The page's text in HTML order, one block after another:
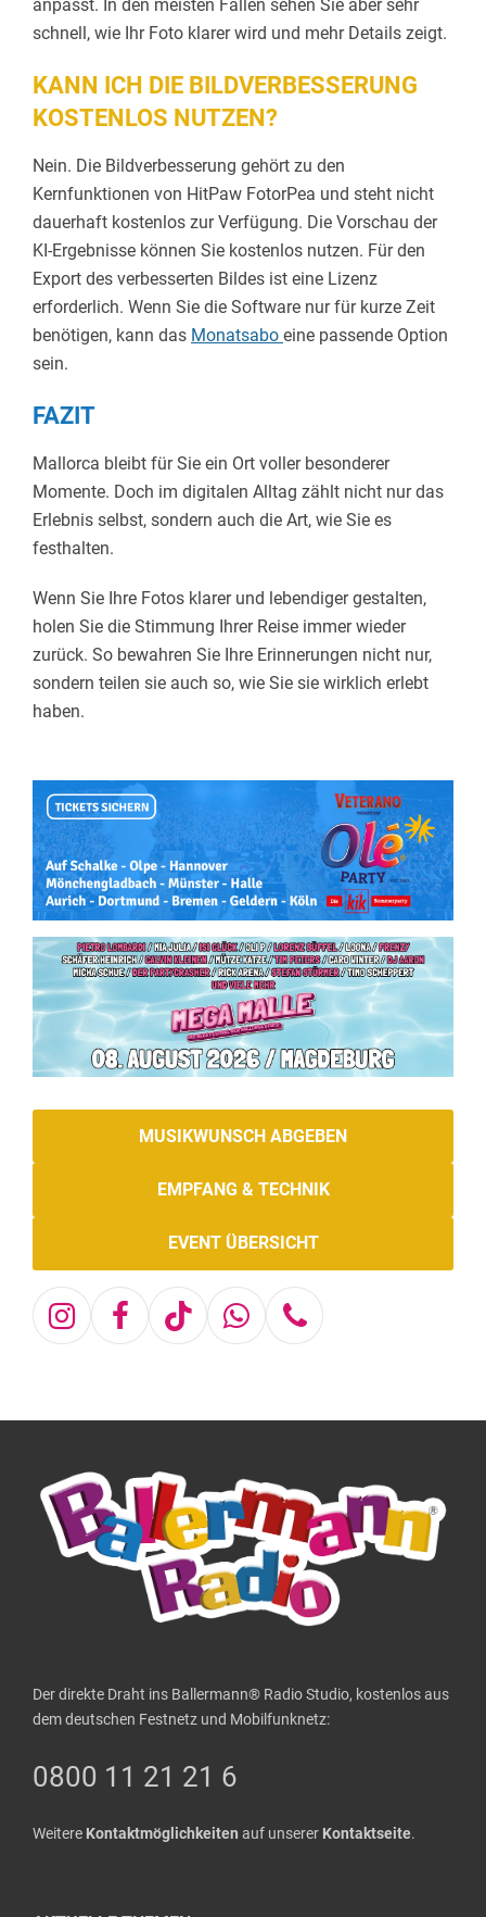
anpasst. In den meisten Fällen sehen Sie aber sehr
schnell, wie Ihr Foto klarer wird und mehr Details zeigt.
KANN ICH DIE BILDVERBESSERUNG
KOSTENLOS NUTZEN?
Nein. Die Bildverbesserung gehört zu den
Kernfunktionen von HitPaw FotorPea und steht nicht
dauerhaft kostenlos zur Verfügung. Die Vorschau der
KI-Ergebnisse können Sie kostenlos nutzen. Für den
Export des verbesserten Bildes ist eine Lizenz
erforderlich. Wenn Sie die Software nur für kurze Zeit
benötigen, kann das Monatsabo eine passende Option
sein.
FAZIT
Mallorca bleibt für Sie ein Ort voller besonderer
Momente. Doch im digitalen Alltag zählt nicht nur das
Erlebnis selbst, sondern auch die Art, wie Sie es
festhalten.
Wenn Sie Ihre Fotos klarer und lebendiger gestalten,
holen Sie die Stimmung Ihrer Reise immer wieder
zurück. So bewahren Sie Ihre Erinnerungen nicht nur,
sondern teilen sie auch so, wie Sie sie wirklich erlebt
haben.
MUSIKWUNSCH ABGEBEN
EMPFANG & TECHNIK
EVENT ÜBERSICHT
Instagram
Facebook
TiktokWhatsapp
Telefon
Der direkte Draht ins Ballermann® Radio Studio, kostenlos aus
dem deutschen Festnetz und Mobilfunknetz:
0800 11 21 21 6
Weitere Kontaktmöglichkeiten auf unserer Kontaktseite.